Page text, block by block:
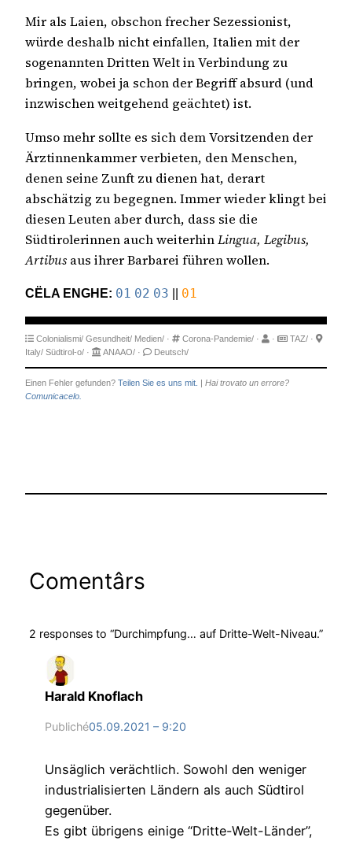
Mir als Laien, obschon frecher Sezessionist,
würde deshalb nicht einfallen, Italien mit der
sogenannten Dritten Welt in Verbindung zu
bringen, wobei ja schon der Begriff absurd (und
inzwischen weitgehend geächtet) ist.
Umso mehr sollte es sich dem Vorsitzenden der
Ärztinnenkammer verbieten, den Menschen,
denen seine Zunft zu dienen hat, derart
abschätzig zu begegnen. Immer wieder klingt bei
diesen Leuten aber durch, dass sie die
Südtirolerinnen auch weiterhinLingua, Legibus,
Artibus aus ihrer Barbarei führen wollen.
CËLA ENGHE: 01 02 03 || 01
Colonialismi/ Gesundheit/ Medien/ · Corona-Pandemie/ · · TAZ/ ·
Italy/ Südtirol-o/ · ANAAO/ · Deutsch/
Einen Fehler gefunden? Teilen Sie es uns mit. | Hai trovato un errore?
Comunicacelo.
Comentârs
2 responses to “Durchimpfung… auf Dritte-Welt-Niveau.”
Harald Knoflach
Publiché05.09.2021 – 9:20
Unsäglich verächtlich. Sowohl den weniger
industrialisierten Ländern als auch Südtirol
gegenüber.
Es gibt übrigens einige “Dritte-Welt-Länder”,